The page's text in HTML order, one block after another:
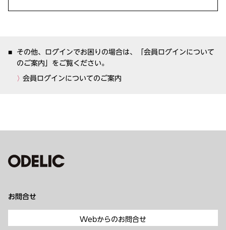
その他、ログインでお困りの場合は、「会員ログインについて
のご案内」をご覧ください。
会員ログインについてのご案内
お問合せ
Webからのお問合せ